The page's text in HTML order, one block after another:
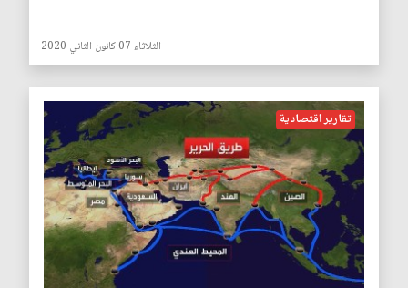
الثلاثاء 07 كانون الثاني 2020
تقارير اقتصادية